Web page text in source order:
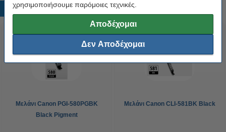
χρησιμοποιήσουμε παρόμοιες τεχνικές.
Αποδέχομαι
Δεν Αποδέχομαι
Δημοφιλή προϊόντα
Μελάνι Canon PGI-580PGBK
Black Pigment
Μελάνι Canon CLI-581BK Black